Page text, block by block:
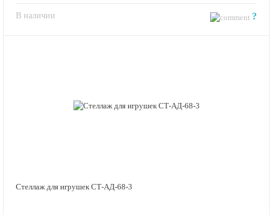
В наличии ?
Стеллаж для игрушек СТ-АД-68-3